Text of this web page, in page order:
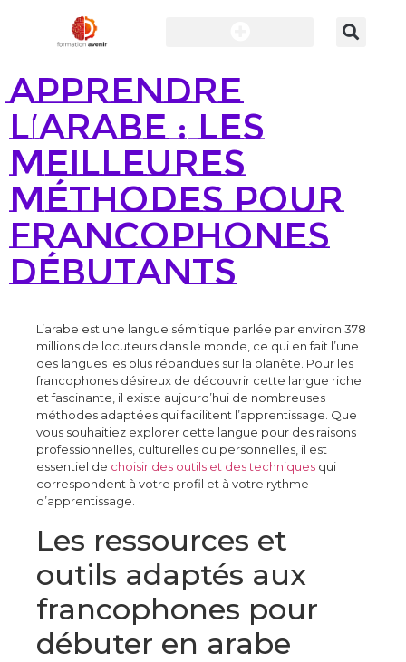
Apprendre
l’arabe : les
meilleures
méthodes pour
francophones
débutants
L’arabe est une langue sémitique parlée par environ 378
millions de locuteurs dans le monde, ce qui en fait l’une
des langues les plus répandues sur la planète. Pour les
francophones désireux de découvrir cette langue riche
et fascinante, il existe aujourd’hui de nombreuses
méthodes adaptées qui facilitent l’apprentissage. Que
vous souhaitiez explorer cette langue pour des raisons
professionnelles, culturelles ou personnelles, il est
essentiel de choisir des outils et des techniques qui
correspondent à votre profil et à votre rythme
d’apprentissage.
Les ressources et
outils adaptés aux
francophones pour
débuter en arabe